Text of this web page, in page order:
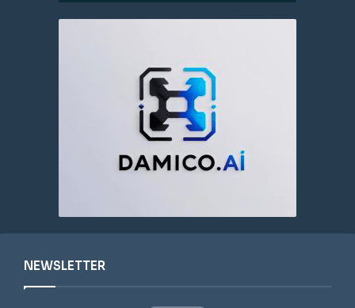
NEWSLETTER